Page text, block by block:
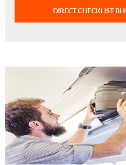
DIRECT CHECKLIST